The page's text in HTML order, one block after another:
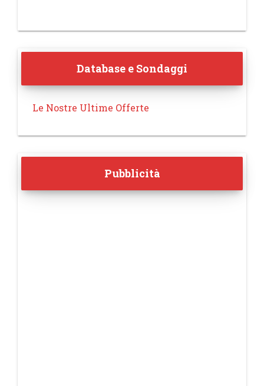
Database e Sondaggi
Le Nostre Ultime Offerte
Pubblicità